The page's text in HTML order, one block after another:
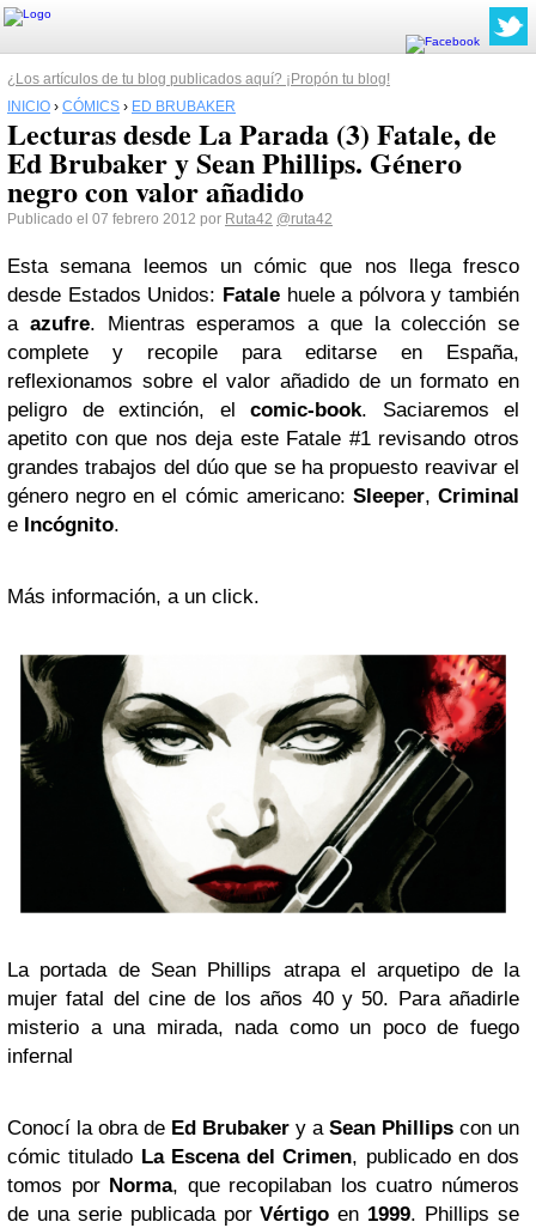
¿Los artículos de tu blog publicados aquí? ¡Propón tu blog!
INICIO › CÓMICS › ED BRUBAKER
Lecturas desde La Parada (3) Fatale, de
Ed Brubaker y Sean Phillips. Género
negro con valor añadido
Publicado el 07 febrero 2012 por Ruta42 @ruta42
Esta semana leemos un cómic que nos llega fresco
desde Estados Unidos: Fatalehuele a pólvora y también
a azufre. Mientras esperamos a que la colección se
complete y recopile para editarse en España,
reflexionamos sobre el valor añadido de un formato en
peligro de extinción, el comic-book. Saciaremos el
apetito con que nos deja este Fatale #1 revisando otros
grandes trabajos del dúo que se ha propuesto reavivar el
género negro en el cómic americano: Sleeper,Criminal
e Incógnito.
Más información, a un click.
La portada de Sean Phillips atrapa el arquetipo de la
mujer fatal del cine de los años 40 y 50. Para añadirle
misterio a una mirada, nada como un poco de fuego
infernal
Conocí la obra de Ed Brubaker y aSean Phillips con un
cómic titulado La Escena del Crimen, publicado en dos
tomos por Norma, que recopilaban los cuatro números
de una serie publicada porVértigo en 1999. Phillips se